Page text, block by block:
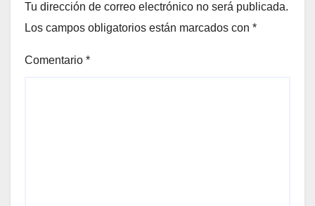
Tu dirección de correo electrónico no será publicada.
Los campos obligatorios están marcados con *
Comentario *